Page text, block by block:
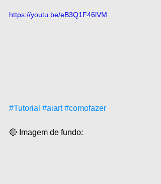
https://youtu.be/eB3Q1F46lVM
#Tutorial #aiart #comofazer
🔴 Imagem de fundo: